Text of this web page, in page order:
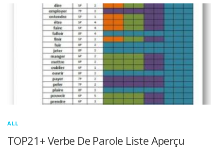
ALL
TOP21+ Verbe De Parole Liste Aperçu